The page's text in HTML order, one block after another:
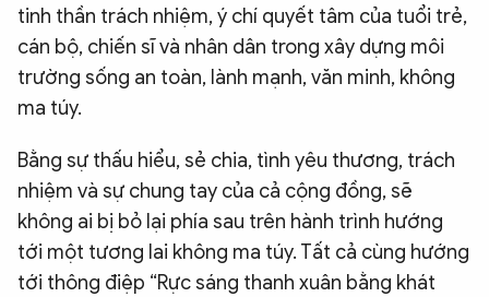
tinh thần trách nhiệm, ý chí quyết tâm của tuổi trẻ,
cán bộ, chiến sĩ và nhân dân trong xây dựng môi
trường sống an toàn, lành mạnh, văn minh, không
ma túy.
Bằng sự thấu hiểu, sẻ chia, tình yêu thương, trách
nhiệm và sự chung tay của cả cộng đồng, sẽ
không ai bị bỏ lại phía sau trên hành trình hướng
tới một tương lai không ma túy. Tất cả cùng hướng
tới thông điệp “Rực sáng thanh xuân bằng khát